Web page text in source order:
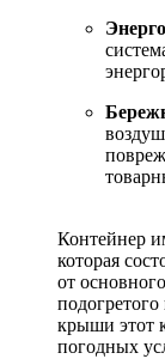
Контейнер
которая
от
крыши этот
погодных